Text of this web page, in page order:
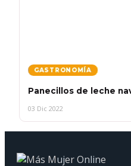
GASTRONOMÍA
Panecillos de leche
03 Dic 2022